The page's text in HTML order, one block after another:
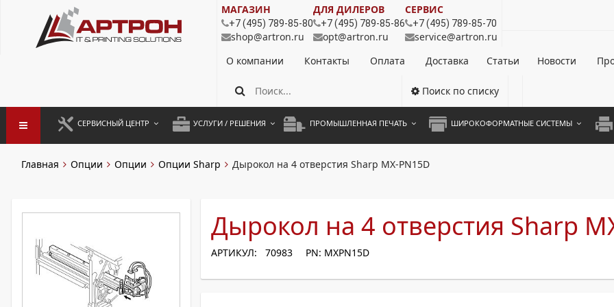
МАГАЗИН
+7 (495) 789-85-80
shop@artron.ru
ДЛЯ ДИЛЕРОВ
+7 (495) 789-85-86
opt@artron.ru
СЕРВИС
+7 (495) 789-85-70
service@artron.ru
О компании
Контакты Оплата Доставка Статьи Новости
Поиск по списку
СЕРВИСНЫЙ ЦЕНТР
ПРОФИЛАКТИКА И ТО
РАЗОВЫЕ РЕМОНТЫ
УСЛУГИ / РЕШЕНИЯ
АРЕНДА ОБОРУДОВАНИЯ
ПРОМЫШЛЕННАЯ ПЕЧАТЬ ШИРОКОФОРМАТНЫЕ СИСТЕМЫ
А4
Главная Опции Опции Опции Sharp Дырокол на 4 отверстия Sharp MX-PN15D
Дырокол на 4 отверстия Sharp
АРТИКУЛ: 70983 PN: MXPN15D